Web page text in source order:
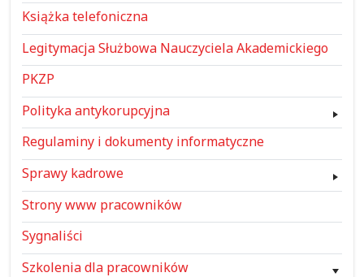
Książka telefoniczna
Legitymacja Służbowa Nauczyciela Akademickiego
PKZP
Polityka antykorupcyjna
Regulaminy i dokumenty informatyczne
Sprawy kadrowe
Strony www pracowników
Sygnaliści
Szkolenia dla pracowników